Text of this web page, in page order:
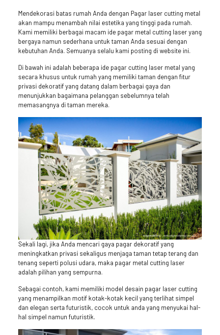
Mendekorasi batas rumah Anda dengan Pagar laser cutting metal
akan mampu menambah nilai estetika yang tinggi pada rumah.
Kami memiliki berbagai macam ide pagar metal cutting laser yang
bergaya namun sederhana untuk taman Anda sesuai dengan
kebutuhan Anda. Semuanya selalu kami posting di website ini.
Di bawah ini adalah beberapa ide pagar cutting laser metal yang
secara khusus untuk rumah yang memiliki taman dengan fitur
privasi dekoratif yang datang dalam berbagai gaya dan
menunjukkan bagaimana pelanggan sebelumnya telah
memasangnya di taman mereka.
Sekali lagi, jika Anda mencari gaya pagar dekoratif yang
meningkatkan privasi sekaligus menjaga taman tetap terang dan
tenang seperti polusi udara, maka pagar metal cutting laser
adalah pilihan yang sempurna.
Sebagai contoh, kami memiliki model desain pagar laser cutting
yang menampilkan motif kotak-kotak kecil yang terlihat simpel
dan elegan serta futuristik, cocok untuk anda yang menyukai hal-
hal simpel namun futuristik.